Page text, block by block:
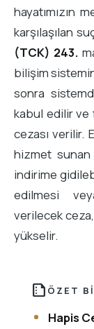
hayatımızın
karşılaşılan
(TCK) 243.
bilişim
sonra
kabul edilir ve
cezası verilir.
hizmet sunan
indirime
edilmesi
verilecek ceza,
yükselir.
summarize ÖZET
Hapis